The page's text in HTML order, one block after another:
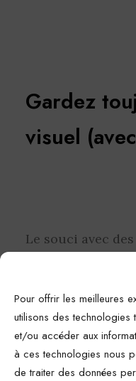
Pour offrir les meilleures
utilisons des
et/ou accéder aux
à ces technologies nous
de traiter des données
Gardez
visuel
Le souci avec
nos
écran. Il est
s’exprimer en
comme si on